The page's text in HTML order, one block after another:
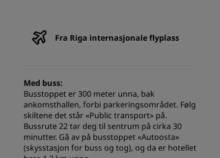
Fra Riga internasjonale flyplass
Med buss:
Busstoppet er 300 meter unna, bak
ankomsthallen, forbi parkeringsområdet. Følg
skiltene det står «Public transport» på.
Bussrute 22 tar deg til sentrum på cirka 30
minutter. Gå av på busstoppet «Autoosta»
(skysstasjon for buss og tog), og da er hotellet